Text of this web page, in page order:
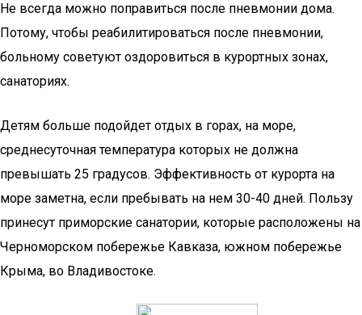
Не всегда можно поправиться после пневмонии дома.
Потому, чтобы реабилитироваться после пневмонии,
больному советуют оздоровиться в курортных зонах,
санаториях.
Детям больше подойдет отдых в горах, на море,
среднесуточная температура которых не должна
превышать 25 градусов. Эффективность от курорта на
море заметна, если пребывать на нем 30-40 дней. Пользу
принесут приморские санатории, которые расположены на
Черноморском побережье Кавказа, южном побережье
Крыма, во Владивостоке.